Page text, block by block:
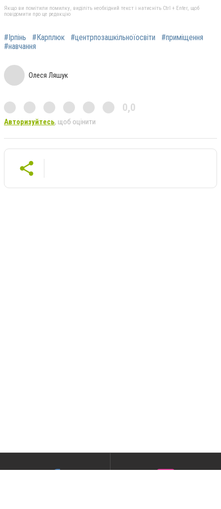
Якщо ви помітили помилку, виділіть необхідний текст і натисніть Ctrl + Enter, щоб
повідомити про це редакцію
#Ірпінь #Карплюк #центрпозашкільноїосвіти
#приміщення
#навчання
Олеся Ляшук
0,0
Авторизуйтесь, щоб оцінити